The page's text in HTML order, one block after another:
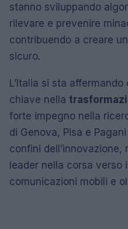
stanno sviluppando
rilevare e prevenire
contribuendo a creare
sicuro.
L’Italia si sta
chiave nella
forte impegno nella
di Genova, Pisa e
confini dell’innovazione,
leader nella corsa verso
comunicazioni mobili e